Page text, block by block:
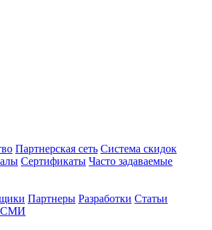
Партнерская сеть Система скидок
Сертификаты Часто задаваемые
Партнеры Разработки Статьи
СМИ